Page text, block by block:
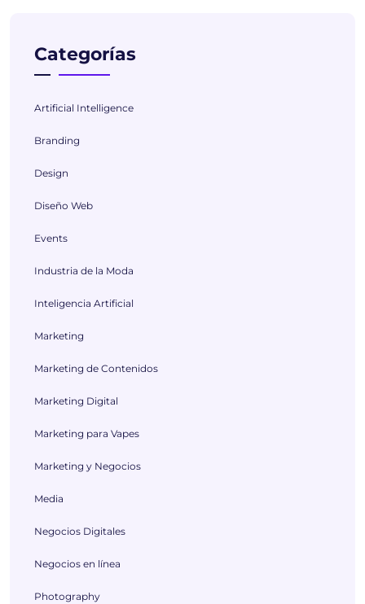
Categorías
Artificial Intelligence
Branding
Design
Diseño Web
Events
Industria de la Moda
Inteligencia Artificial
Marketing
Marketing de Contenidos
Marketing Digital
Marketing para Vapes
Marketing y Negocios
Media
Negocios Digitales
Negocios en línea
Photography